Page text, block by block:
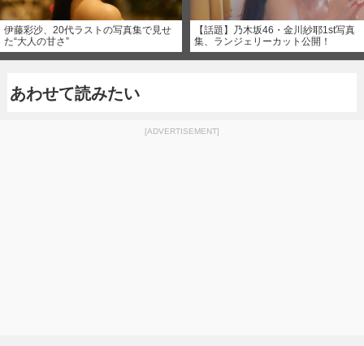
伊藤彩沙、20代ラストの写真集で見せ
た“大人の甘さ”
【話題】乃木坂46・金川紗耶1st写真
集、ランジェリーカット公開！
あわせて読みたい
[ADVERTISEMENT]